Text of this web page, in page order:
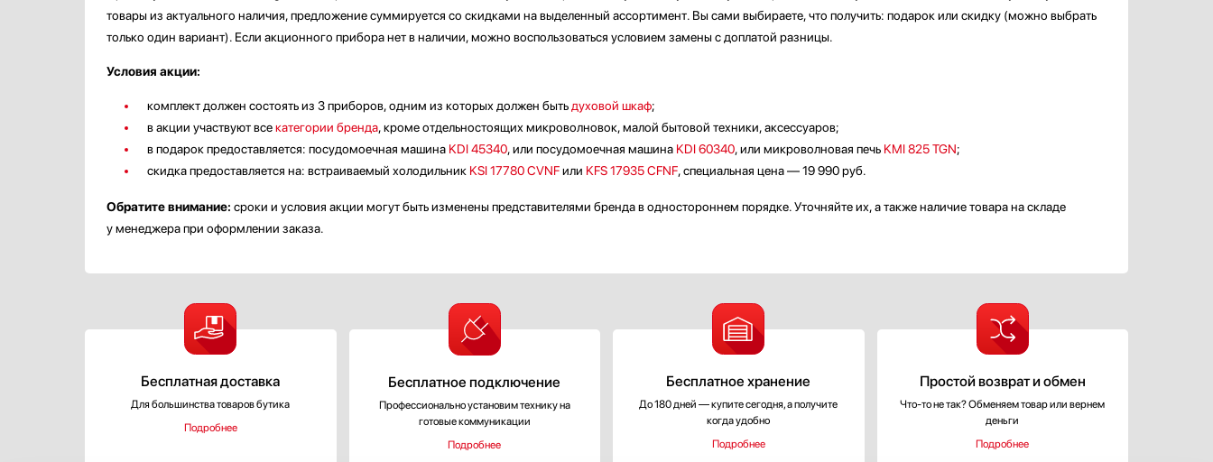
товары из актуального наличия, предложение суммируется со скидками на выделенный ассортимент. Вы сами выбираете, что получить: подарок или скидку (можно выбрать
только один вариант). Если акционного прибора нет в наличии, можно воспользоваться условием замены с доплатой разницы.
Условия акции:
комплект должен состоять из 3 приборов, одним из которых должен быть духовой шкаф;
в акции участвуют всекатегории бренда, кроме отдельностоящих микроволновок, малой бытовой техники, аксессуаров;
в подарок предоставляется: посудомоечная машина KDI 45340, или посудомоечная машина KDI 60340, или микроволновая печь KMI 825 TGN;
скидка предоставляется на: встраиваемый холодильник KSI 17780 CVNFили KFS 17935 CFNF, специальная цена — 19 990 руб.
Обратите внимание: сроки и условия акции могут быть изменены представителями бренда в одностороннем порядке. Уточняйте их, а также наличие товара на складе
у менеджера при оформлении заказа.
Бесплатная доставка
Для большинства товаров бутика
Подробнее
Бесплатное подключение
Профессионально установим технику на
готовые коммуникации
Подробнее
Бесплатное хранение
До 180 дней — купите сегодня, а получите
когда удобно
Подробнее
Простой возврат и обмен
Что-то не так? Обменяем товар или вернем
деньги
Подробнее